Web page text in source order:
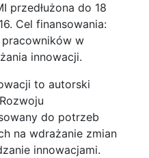
przedłużona do 18
Cel finansowania:
pracowników w
innowacji.
to autorski
do potrzeb
na wdrażanie zmian
innowacjami.